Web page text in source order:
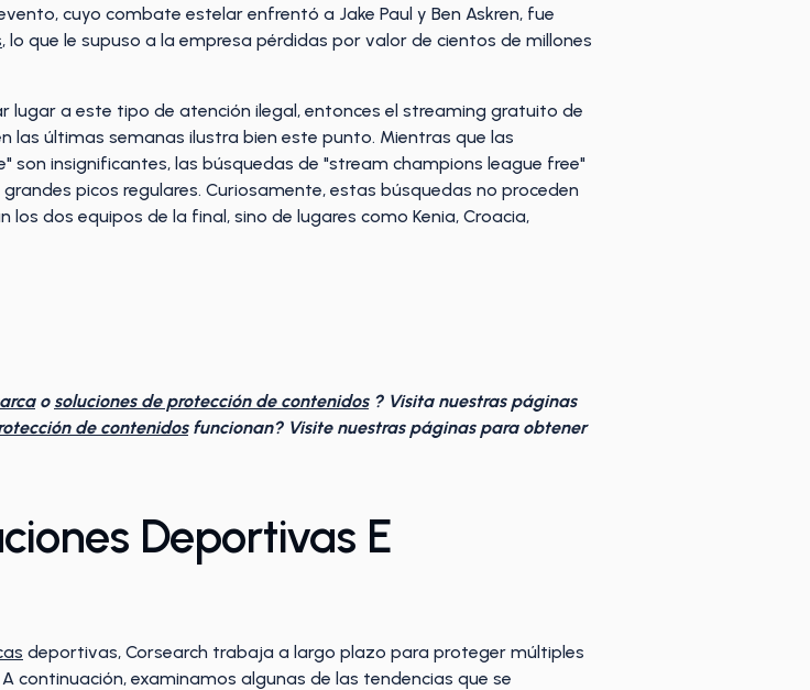
cuyo combate estelar enfrentó a Jake Paul y Ben Askren, fue
, lo que le supuso a la empresa pérdidas por valor de cientos de millones
lugar a este tipo de atención ilegal, entonces el streaming gratuito de
las últimas semanas ilustra bien este punto. Mientras que las
insignificantes, las búsquedas de "stream champions league free"
picos regulares. Curiosamente, estas búsquedas no proceden
dos equipos de la final, sino de lugares como Kenia, Croacia,
o soluciones de protección de contenidos? Visita nuestras páginas
de contenidosfuncionan? Visite nuestras páginas para obtener
Deportivas E
deportivas, Corsearch trabaja a largo plazo para proteger múltiples
continuación, examinamos algunas de las tendencias que se